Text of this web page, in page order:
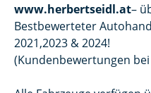
www.herbertseidl.at–
Bestbewerteter
2021,2023 & 2024!
(Kundenbewertungen